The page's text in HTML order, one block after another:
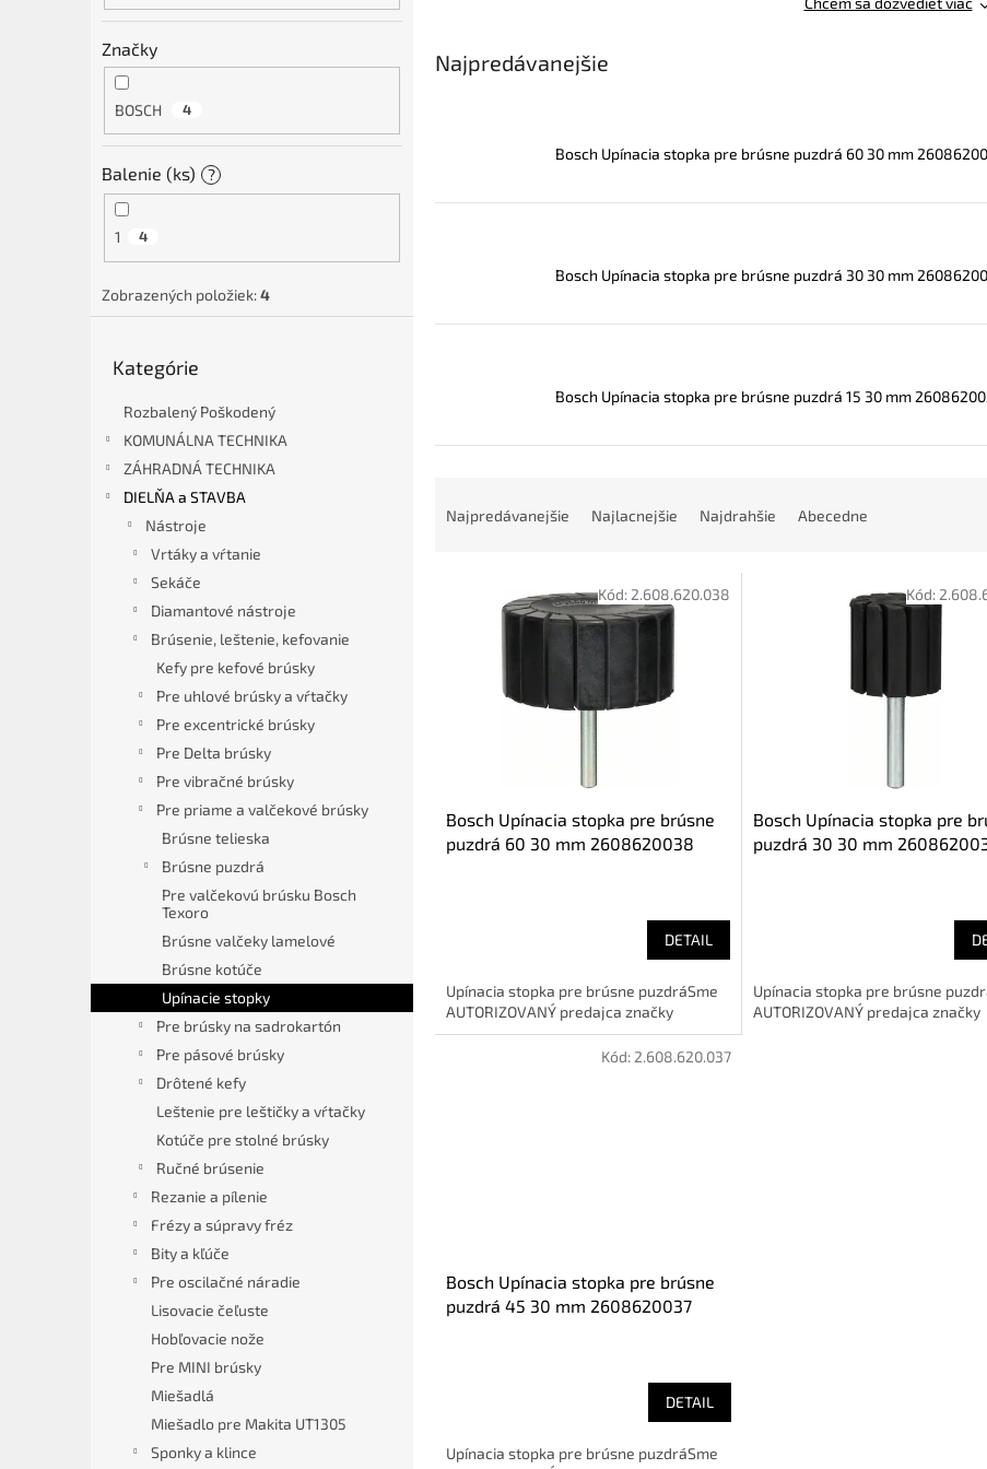
Značky
BOSCH 4
Balenie (ks) ?
1 4
Zobrazených položiek:4
kategórie
Kategórie
Rozbalený Poškodený
KOMUNÁLNA TECHNIKA
ZÁHRADNÁ TECHNIKA
DIELŇA a STAVBA
Nástroje
Vrtáky a vŕtanie
Sekáče
Diamantové nástroje
Brúsenie, leštenie, kefovanie
Kefy pre kefové brúsky
Pre uhlové brúsky a vŕtačky
Pre excentrické brúsky
Pre Delta brúsky
Pre vibračné brúsky
Pre priame a valčekové brúsky
Brúsne telieska
Brúsne puzdrá
Pre valčekovú brúsku Bosch
Texoro
Brúsne valčeky lamelové
Brúsne kotúče
Upínacie stopky
Pre brúsky na sadrokartón
Pre pásové brúsky
Drôtené kefy
Leštenie pre leštičky a vŕtačky
Kotúče pre stolné brúsky
Ručné brúsenie
Rezanie a pílenie
Frézy a súpravy fréz
Bity a kľúče
Pre oscilačné náradie
Lisovacie čeľuste
Hobľovacie nože
Pre MINI brúsky
Miešadlá
Miešadlo pre Makita UT1305
Sponky a klince
Najpredávanejšie
Bosch Upínacia stopka pre brúsne puzdrá 60 30 mm
Bosch Upínacia stopka pre brúsne puzdrá 30 30 mm
Bosch Upínacia stopka pre brúsne puzdrá 15 30 mm
Najpredávanejšie Najlacnejšie Najdrahšie Abecedne
Bosch Upínacia stopka pre brúsne
puzdrá 60 30 mm 2608620038
DETAIL
Upínacia stopka pre brúsne puzdráSme
AUTORIZOVANÝ predajca značky
Kód: 2.608.620.038
Bosch Upínacia stopka pre
puzdrá 30 30 mm
Upínacia stopka pre brúsne
AUTORIZOVANÝ predajca značky
Kód:
Bosch Upínacia stopka pre brúsne
puzdrá 45 30 mm 2608620037
DETAIL
Upínacia stopka pre brúsne puzdráSme
Kód: 2.608.620.037